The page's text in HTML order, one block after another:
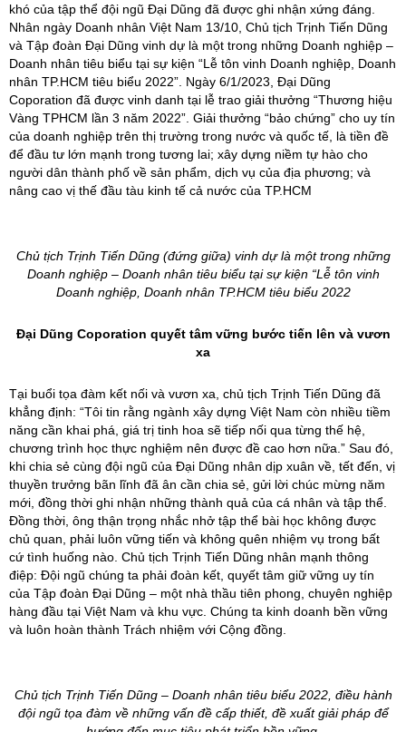
khó của tập thể đội ngũ Đại Dũng đã được ghi nhận xứng đáng.
Nhân ngày Doanh nhân Việt Nam 13/10, Chủ tịch Trịnh Tiến Dũng
và Tập đoàn Đại Dũng vinh dự là một trong những Doanh nghiệp –
Doanh nhân tiêu biểu tại sự kiện “Lễ tôn vinh Doanh nghiệp, Doanh
nhân TP.HCM tiêu biểu 2022”. Ngày 6/1/2023, Đại Dũng
Coporation đã được vinh danh tại lễ trao giải thưởng “Thương hiệu
Vàng TPHCM lần 3 năm 2022”. Giải thưởng “bảo chứng” cho uy tín
của doanh nghiệp trên thị trường trong nước và quốc tế, là tiền đề
để đầu tư lớn mạnh trong tương lai; xây dựng niềm tự hào cho
người dân thành phố về sản phẩm, dịch vụ của địa phương; và
nâng cao vị thế đầu tàu kinh tế cả nước của TP.HCM
Chủ tịch Trịnh Tiến Dũng (đứng giữa) vinh dự là một trong những
Doanh nghiệp – Doanh nhân tiêu biểu tại sự kiện “Lễ tôn vinh
Doanh nghiệp, Doanh nhân TP.HCM tiêu biểu 2022
Đại Dũng Coporation quyết tâm vững bước tiến lên và vươn
xa
Tại buổi tọa đàm kết nối và vươn xa, chủ tịch Trịnh Tiến Dũng đã
khẳng định: “Tôi tin rằng ngành xây dựng Việt Nam còn nhiều tiềm
năng cần khai phá, giá trị tinh hoa sẽ tiếp nối qua từng thế hệ,
chương trình học thực nghiệm nên được đề cao hơn nữa.” Sau đó,
khi chia sẻ cùng đội ngũ của Đại Dũng nhân dịp xuân về, tết đến, vị
thuyền trưởng bãn lĩnh đã ân cần chia sẻ, gửi lời chúc mừng năm
mới, đồng thời ghi nhận những thành quả của cá nhân và tập thể.
Đồng thời, ông thận trọng nhắc nhở tập thể bài học không được
chủ quan, phải luôn vững tiến và không quên nhiệm vụ trong bất
cứ tình huống nào. Chủ tịch Trịnh Tiến Dũng nhân mạnh thông
điệp: Đội ngũ chúng ta phải đoàn kết, quyết tâm giữ vững uy tín
của Tập đoàn Đại Dũng – một nhà thầu tiên phong, chuyên nghiệp
hàng đầu tại Việt Nam và khu vực. Chúng ta kinh doanh bền vững
và luôn hoàn thành Trách nhiệm với Cộng đồng.
Chủ tịch Trịnh Tiến Dũng – Doanh nhân tiêu biểu 2022, điều hành
đội ngũ tọa đàm về những vấn đề cấp thiết, đề xuất giải pháp để